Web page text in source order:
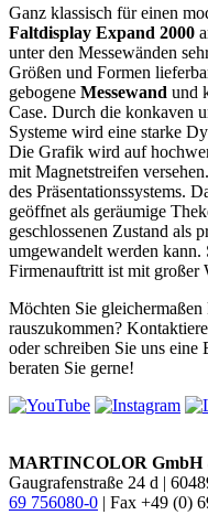
Ganz klassisch für einen
Faltdisplay Expand 2000
unter den Messewänden
Größen und Formen
gebogene Messewand und
Case. Durch die konkaven
Systeme wird eine starke
Die Grafik wird auf
mit Magnetstreifen
des Präsentationssystems.
geöffnet als geräumige
geschlossenen Zustand als
umgewandelt werden kann.
Firmenauftritt ist mit großer
Möchten Sie
rauszukommen?
oder schreiben Sie uns eine
beraten Sie gerne!
MARTINCOLOR GmbH
Gaugrafenstraße 24 d |
69 756080-0 | Fax +49 (0)